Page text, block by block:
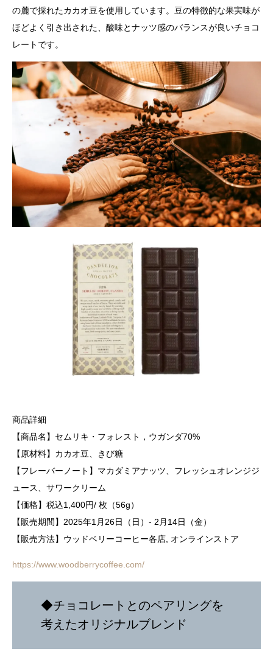
の麓で採れたカカオ豆を使用しています。豆の特徴的な果実味が
ほどよく引き出された、酸味とナッツ感のバランスが良いチョコ
レートです。
商品詳細
【商品名】セムリキ・フォレスト，ウガンダ70%
【原材料】カカオ豆、きび糖
【フレーバーノート】マカダミアナッツ、フレッシュオレンジジ
ュース、サワークリーム
【価格】税込1,400円/ 枚（56g）
【販売期間】2025年1月26日（日）- 2月14日（金）
【販売方法】ウッドベリーコーヒー各店, オンラインストア
https://www.woodberrycoffee.com/
◆チョコレートとのペアリングを
考えたオリジナルブレンド